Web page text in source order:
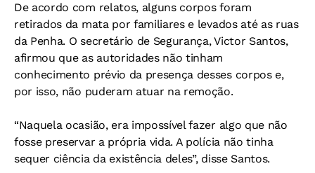
De acordo com relatos, alguns corpos foram
retirados da mata por familiares e levados até as ruas
da Penha. O secretário de Segurança, Victor Santos,
afirmou que as autoridades não tinham
conhecimento prévio da presença desses corpos e,
por isso, não puderam atuar na remoção.
“Naquela ocasião, era impossível fazer algo que não
fosse preservar a própria vida. A polícia não tinha
sequer ciência da existência deles”, disse Santos.